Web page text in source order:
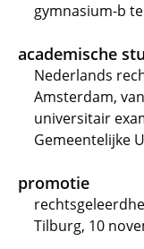
gymnasium-b
academische
Nederlands
Amsterdam,
universitair
Gemeentelijke
promotie
Tilburg, 10